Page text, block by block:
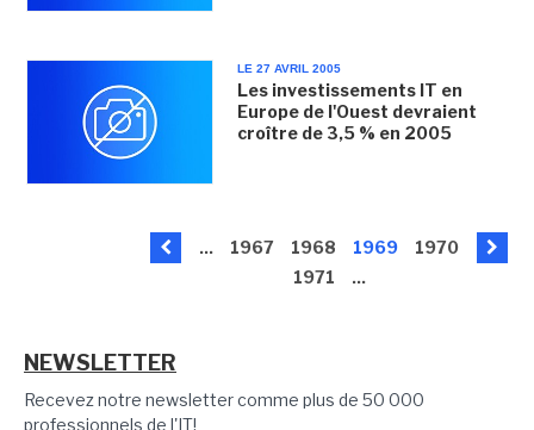
LE 27 AVRIL 2005
Les investissements IT en
Europe de l'Ouest devraient
croître de 3,5 % en 2005
... 1967 1968 1969
1970
1971
...
NEWSLETTER
Recevez notre newsletter comme plus de 50 000
professionnels de l'IT!